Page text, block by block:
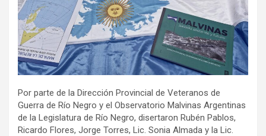
Por parte de la Dirección Provincial de Veteranos de
Guerra de Río Negro y el Observatorio Malvinas Argentinas
de la Legislatura de Río Negro, disertaron Rubén Pablos,
Ricardo Flores, Jorge Torres, Lic. Sonia Almada y la Lic.